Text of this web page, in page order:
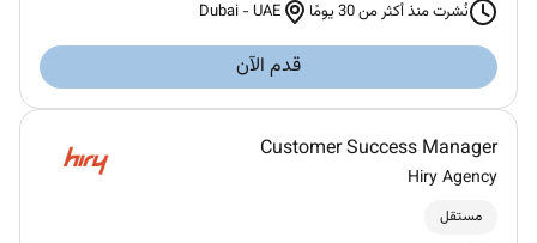
نُشرت منذ أكثر من 30 يومًا Dubai -UAE
قدم الآن
Customer Success Manager
Hiry Agency
مستقل